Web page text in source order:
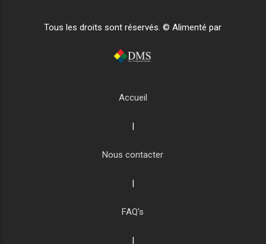
Tous les droits sont réservés. © Alimenté par
Accueil
Nous contacter
FAQ's